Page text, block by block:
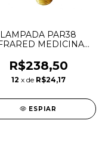
LAMPADA PAR38
MEDICINAL
R$238,50
12 x de R$24,17
ESPIAR